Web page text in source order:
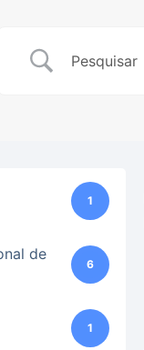
1
de
6
1